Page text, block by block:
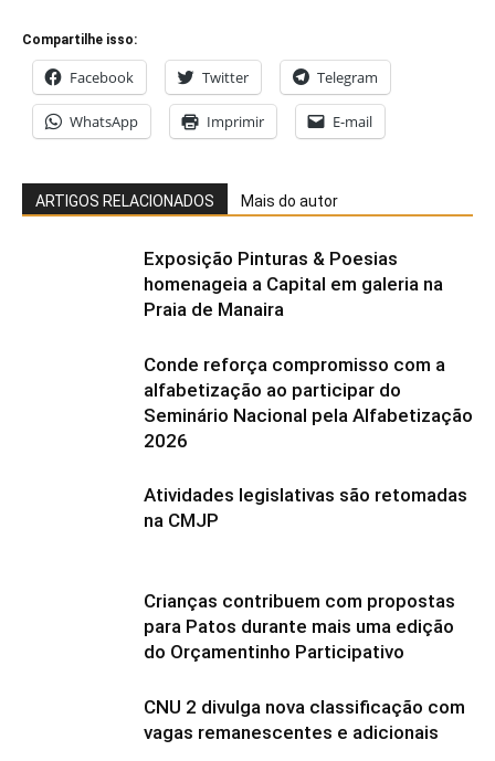
Compartilhe isso:
Facebook Twitter Telegram
WhatsApp Imprimir E-mail
ARTIGOS RELACIONADOS Mais do autor
Exposição Pinturas & Poesias
homenageia a Capital em galeria na
Praia de Manaira
Conde reforça compromisso com a
alfabetização ao participar do
Seminário Nacional pela Alfabetização
2026
Atividades legislativas são retomadas
na CMJP
Crianças contribuem com propostas
para Patos durante mais uma edição
do Orçamentinho Participativo
CNU 2 divulga nova classificação com
vagas remanescentes e adicionais